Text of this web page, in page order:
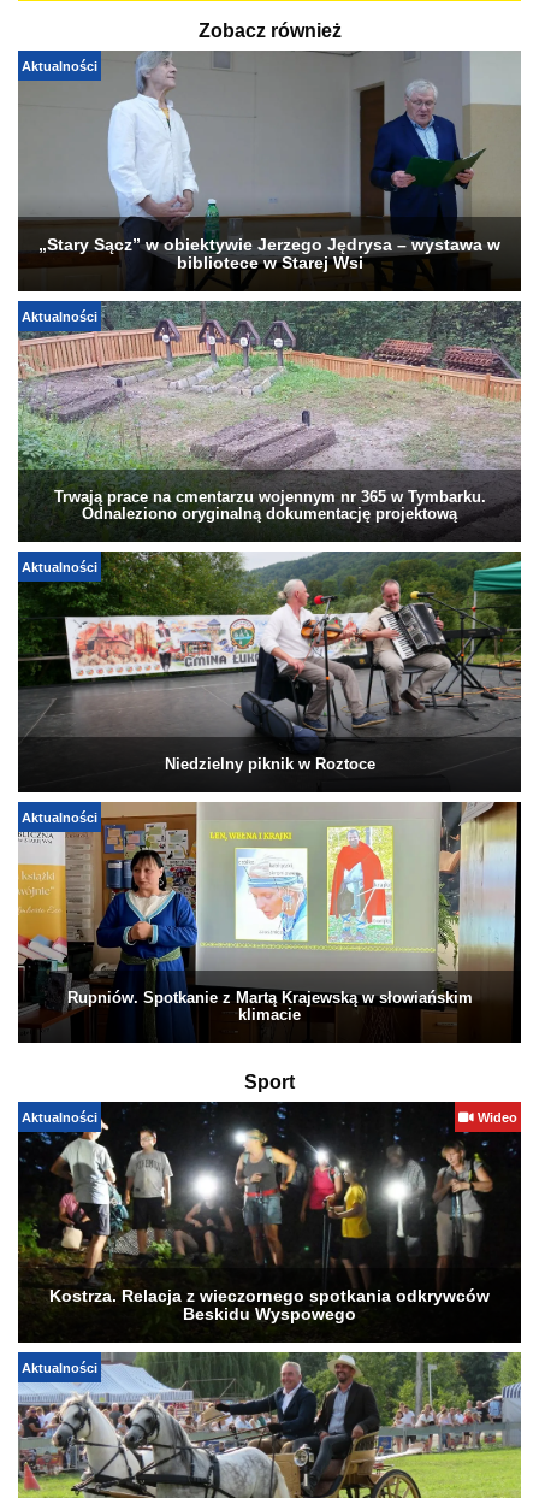
Zobacz również
Aktualności
„Stary Sącz” w obiektywie Jerzego Jędrysa – wystawa w
bibliotece w Starej Wsi
Aktualności
Trwają prace na cmentarzu wojennym nr 365 w Tymbarku.
Odnaleziono oryginalną dokumentację projektową
Aktualności
Niedzielny piknik w Roztoce
Aktualności
Rupniów. Spotkanie z Martą Krajewską w słowiańskim
klimacie
Sport
Aktualności Wideo
Kostrza. Relacja z wieczornego spotkania odkrywców
Beskidu Wyspowego
Aktualności